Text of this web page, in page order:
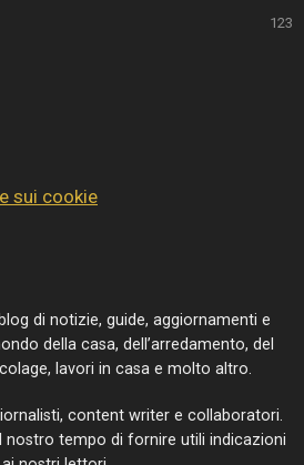
123
sui cookie
di notizie, guide, aggiornamenti e
della casa, dell’arredamento, del
lavori in casa e molto altro.
content writer e collaboratori.
nostro tempo di fornire utili indicazioni